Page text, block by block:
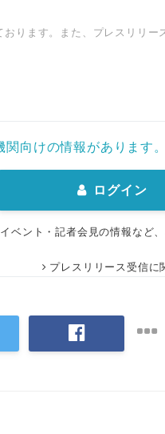
ります。また、プレスリリー
向けの情報があります。
ログイン
ベント・記者会見の情報など
プレスリリース受信に